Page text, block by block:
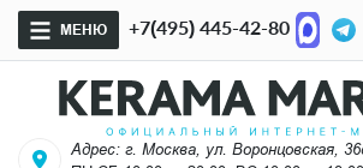
МЕНЮ +7(495) 445-42-80
Адрес: г. Москва, ул. Воронцовская,